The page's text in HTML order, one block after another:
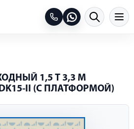
1,5 Т 3,3 М
II (С ПЛАТФОРМОЙ)